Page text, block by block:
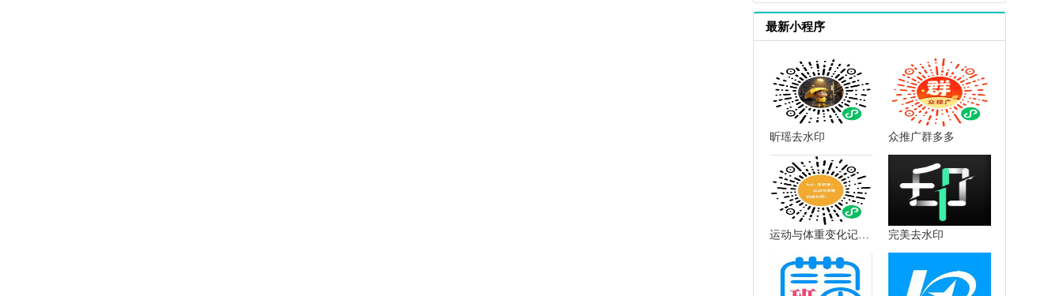
最新小程序
昕瑶去水印 众推广群多多
运动与体重变化记录小助手 完美去水印